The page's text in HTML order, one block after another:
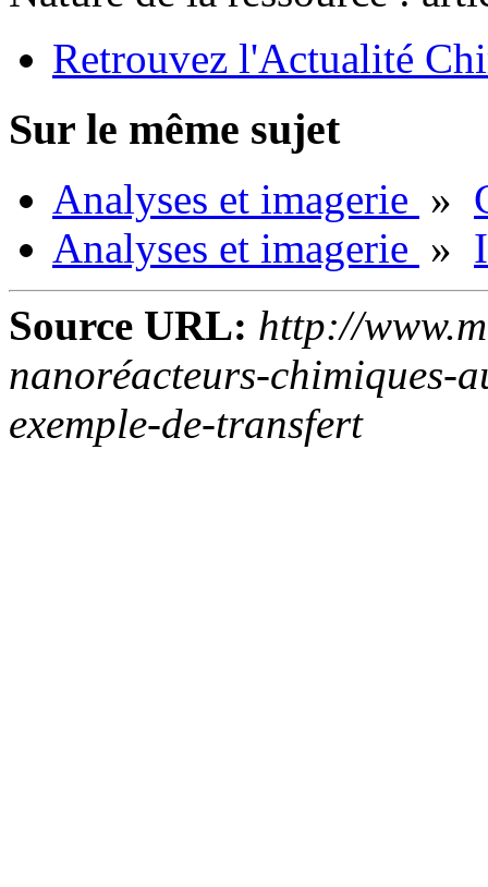
Retrouvez l'Actualité
Sur le même sujet
Analyses et imagerie »
Analyses et imagerie »
Source URL: http://
nanoréacteurs-chimiques-
exemple-de-transfert